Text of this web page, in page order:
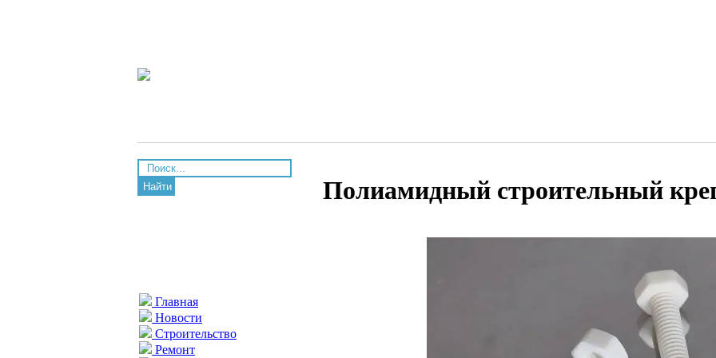
Найти
Главная
Новости
Строительство
Ремонт
Полиамидный строительный